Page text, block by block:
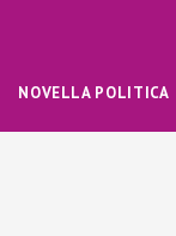
NOVELLA POLITICA